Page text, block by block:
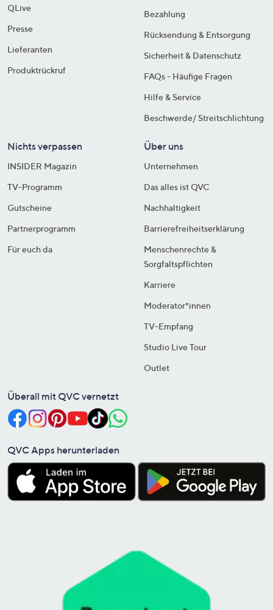
QLive
Presse
Lieferanten
Produktrückruf
Bezahlung
Rücksendung & Entsorgung
Sicherheit & Datenschutz
FAQs - Häufige Fragen
Hilfe & Service
Beschwerde/ Streitschlichtung
Nichts verpassen
INSIDER Magazin
TV-Programm
Gutscheine
Partnerprogramm
Für euch da
Über uns
Unternehmen
Das alles ist QVC
Nachhaltigkeit
Barrierefreiheitserklärung
Menschenrechte &
Sorgfaltspflichten
Karriere
Moderator*innen
TV-Empfang
Studio Live Tour
Outlet
Überall mit QVC vernetzt
QVC Apps herunterladen